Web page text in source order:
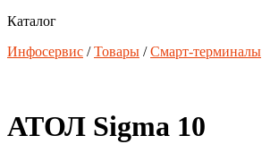
Каталог
Инфосервис /Товары /Смарт-терминалы
АТОЛ Sigma 10